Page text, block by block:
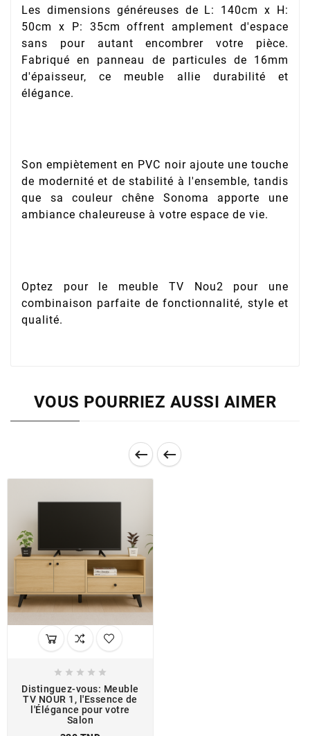
Les dimensions généreuses de L: 140cm x H:
50cm x P: 35cm offrent amplement d'espace
sans pour autant encombrer votre pièce.
Fabriqué en panneau de particules de 16mm
d'épaisseur, ce meuble allie durabilité et
élégance.
Son empiètement en PVC noir ajoute une touche
de modernité et de stabilité à l'ensemble, tandis
que sa couleur chêne Sonoma apporte une
ambiance chaleureuse à votre espace de vie.
Optez pour le meuble TV Nou2 pour une
combinaison parfaite de fonctionnalité, style et
qualité.
VOUS POURRIEZ AUSSI AIMER
 
    
Distinguez-vous: Meuble
TV NOUR 1, l'Essence de
l'Élégance pour votre
Salon